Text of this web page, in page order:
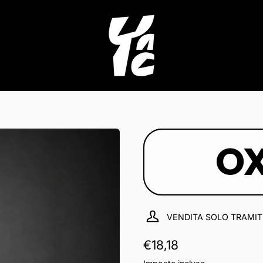
VENDITA SOLO
Prezzo normale
€18,18